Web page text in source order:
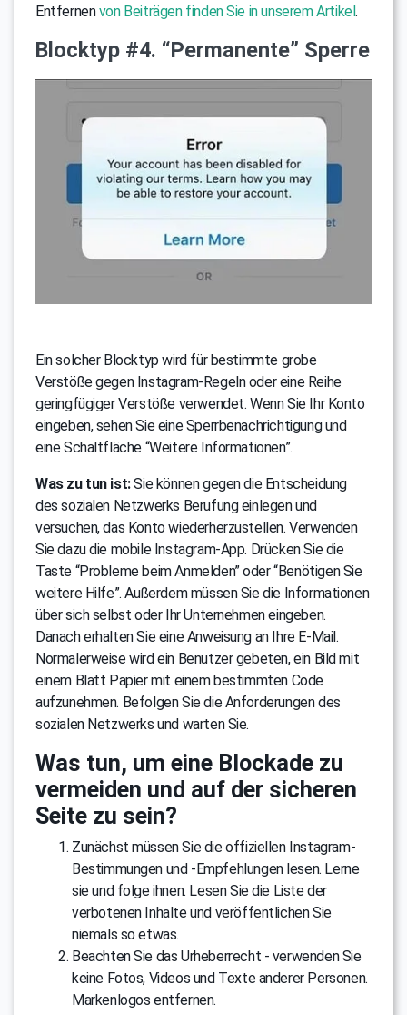
Entfernenvon Beiträgen finden Sie in unserem Artikel.
Blocktyp #4. “Permanente” Sperre
Ein solcher Blocktyp wird für bestimmte grobe
Verstöße gegen Instagram-Regeln oder eine Reihe
geringfügiger Verstöße verwendet. Wenn Sie Ihr Konto
eingeben, sehen Sie eine Sperrbenachrichtigung und
eine Schaltfläche “Weitere Informationen”.
Was zu tun ist:Sie können gegen die Entscheidung
des sozialen Netzwerks Berufung einlegen und
versuchen, das Konto wiederherzustellen. Verwenden
Sie dazu die mobile Instagram-App. Drücken Sie die
Taste “Probleme beim Anmelden” oder “Benötigen Sie
weitere Hilfe”. Außerdem müssen Sie die Informationen
über sich selbst oder Ihr Unternehmen eingeben.
Danach erhalten Sie eine Anweisung an Ihre E-Mail.
Normalerweise wird ein Benutzer gebeten, ein Bild mit
einem Blatt Papier mit einem bestimmten Code
aufzunehmen. Befolgen Sie die Anforderungen des
sozialen Netzwerks und warten Sie.
Was tun, um eine Blockade zu
vermeiden und auf der sicheren
Seite zu sein?
Zunächst müssen Sie die offiziellen Instagram-
Bestimmungen und -Empfehlungen lesen. Lerne
sie und folge ihnen. Lesen Sie die Liste der
verbotenen Inhalte und veröffentlichen Sie
niemals so etwas.
Beachten Sie das Urheberrecht - verwenden Sie
keine Fotos, Videos und Texte anderer Personen.
Markenlogos entfernen.